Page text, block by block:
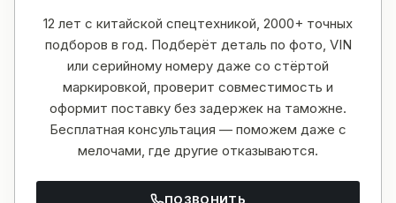
12 лет с китайской спецтехникой, 2000+ точных
подборов в год. Подберёт деталь по фото, VIN
или серийному номеру даже со стёртой
маркировкой, проверит совместимость и
оформит поставку без задержек на таможне.
Бесплатная консультация — поможем даже с
мелочами, где другие отказываются.
ПОЗВОНИТЬ